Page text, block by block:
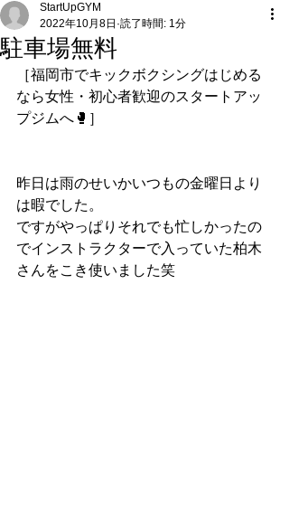
駐車場無料
StartUpGYM
2022年10月8日 読了時間: 1分
［福岡市でキックボクシングはじめる
なら女性・初心者歓迎のスタートアッ
プジムへ🥊］
昨日は雨のせいかいつもの金曜日より
は暇でした。
ですがやっぱりそれでも忙しかったの
でインストラクターで入っていた柏木
さんをこき使いました笑